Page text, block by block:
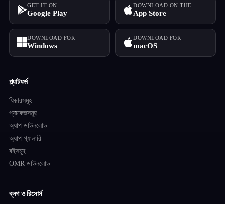
GET IT ON
Google Play
DOWNLOAD ON THE
App Store
DOWNLOAD FOR
Windows
DOWNLOAD FOR
macOS
প্ল্যাটফর্ম
ফিচারসমূহ
প্যাকেজসমূহ
অ্যাপ ডাউনলোড
অ্যাপ গ্যালারি
বইসমূহ
OMR ডাউনলোড
ব্লগ ও রিসোর্স